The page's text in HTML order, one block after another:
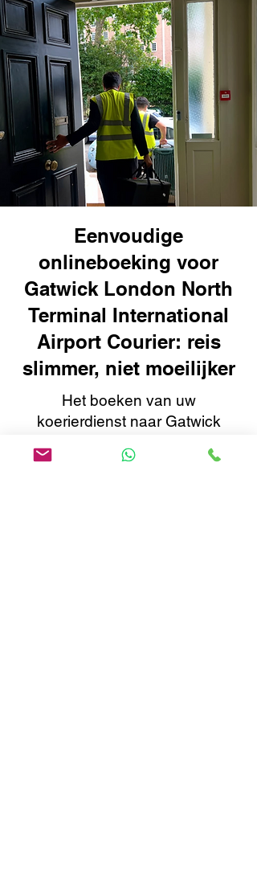
Eenvoudige
onlineboeking voor
Gatwick London North
Terminal International
Airport Courier: reis
slimmer, niet moeilijker
Het boeken van uw
koerierdienst naar Gatwick
International Airport met Airport